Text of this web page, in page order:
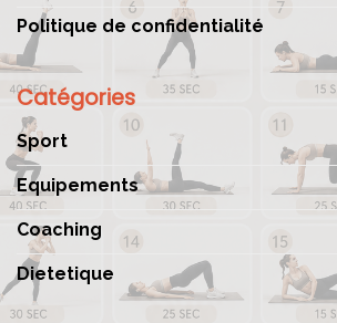
Politique de confidentialité
Catégories
Sport
Equipements
Coaching
Dietetique